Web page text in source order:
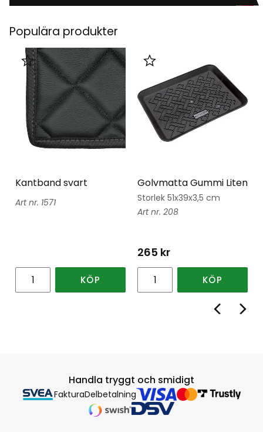
Populära produkter
Kantband svart
1571
Lägg till i favoriter
KÖP
Golvmatta Gummi Liten
Storlek 51x39x3,5 cm
208
265 kr
Lägg till i favoriter
KÖP
Handla tryggt och smidigt
FakturaDelbetalning